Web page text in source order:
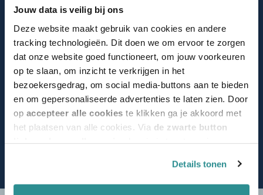
Jouw data is veilig bij ons
Deze website maakt gebruik van cookies en andere
tracking technologieën. Dit doen we om ervoor te zorgen
dat onze website goed functioneert, om jouw voorkeuren
op te slaan, om inzicht te verkrijgen in het
bezoekersgedrag, om social media-buttons aan te bieden
en om gepersonaliseerde advertenties te laten zien. Door
op accepteer alle cookies te klikken ga je akkoord met
het plaatsen van alle cookies. Via de zwarte button
afhankelijke cookies beheren en/of wijzigen. Lees ook
onscookiestatementvoor meer informatie.
Details tonen
Janine van Hest
+31 (0)6 10 58 78 95
janine.hest@hevo.nl
Bel me terug